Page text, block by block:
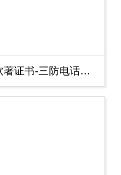
软著证书-三防电话应用软件-四川伍